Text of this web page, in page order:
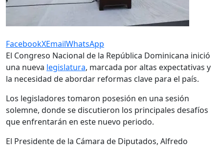
FacebookXEmailWhatsApp
El Congreso Nacional de la República Dominicana inició
una nueva legislatura, marcada por altas expectativas y
la necesidad de abordar reformas clave para el país.
Los legisladores tomaron posesión en una sesión
solemne, donde se discutieron los principales desafíos
que enfrentarán en este nuevo periodo.
El Presidente de la Cámara de Diputados, Alfredo